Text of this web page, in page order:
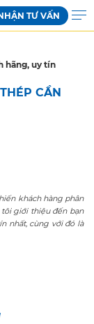
TƯ VẤN
hãng, uy tín
CẦN
khách hàng phân
tôi giới thiệu đến bạn
nhất, cùng với đó là